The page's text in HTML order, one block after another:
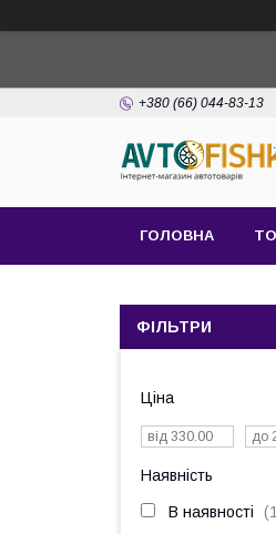
+380 (66) 044-83-13
ГОЛОВНА
ФІЛЬТРИ
Ціна
Наявність
В наявності